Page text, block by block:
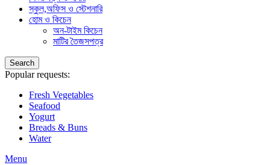
স্কুল,অফিস ও স্টেশনারি
হোম ও কিচেন
অন-টাইম কিচেন
মাটির তৈজসপত্র
Search
Popular requests:
Fresh Vegetables
Seafood
Yogurt
Breads & Buns
Water
Menu